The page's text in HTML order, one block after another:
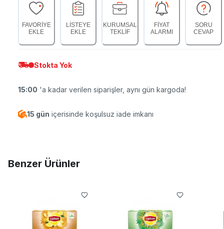
FAVORİYE
EKLE
LİSTEYE
EKLE
KURUMSAL
TEKLİF
FİYAT
ALARMI
SORU
CEVAP
Stokta Yok
15:00 'a kadar verilen siparişler, aynı gün kargoda!
15 gün içerisinde koşulsuz iade imkanı
Benzer Ürünler